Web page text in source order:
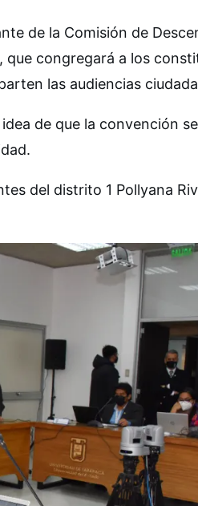
de la Comisión de
que congregará a los
las audiencias
de que la convención
del distrito 1 Pollyana